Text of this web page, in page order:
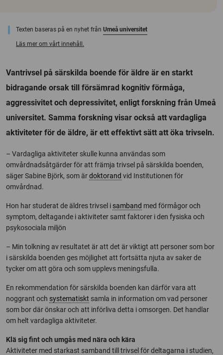
Texten baseras på en nyhet från Umeå universitet
Läs mer om vårt innehåll.
Vantrivsel på särskilda boende för äldre är en starkt
bidragande orsak till försämrad kognitiv förmåga,
aggressivitet och depressivitet, enligt forskning från Umeå
universitet. Samma forskning visar också att vardagliga
aktiviteter för de äldre, är ett effektivt sätt att öka trivseln.
– Vardagliga aktiviteter skulle kunna användas som
omvårdnadsåtgärder för att främja trivsel på särskilda boenden,
säger Sabine Björk, som ärdoktorand vid Institutionen för
omvårdnad.
Hon har studerat de äldres trivsel i samband med förmågor och
symptom, deltagande i aktiviteter samt faktorer i den fysiska och
psykosociala miljön
– Min tolkning av resultatet är att det är viktigt att personer som bor
i särskilda boenden ges möjlighet att fortsätta njuta av saker de
tycker om att göra och som upplevs meningsfulla.
En rekommendation för särskilda boenden kan därför vara att
noggrant och systematiskt samla in information om vad personer
som bor där önskar och att införliva detta i omsorgen. Det handlar
om helt vardagliga aktiviteter.
Klä sig fint och umgås med nära och kära
Aktiviteter med starkast samband till trivsel för deltagarna i studien,